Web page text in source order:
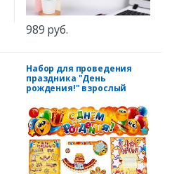
989 руб.
Набор для проведения
праздника "День
рождения!" взрослый